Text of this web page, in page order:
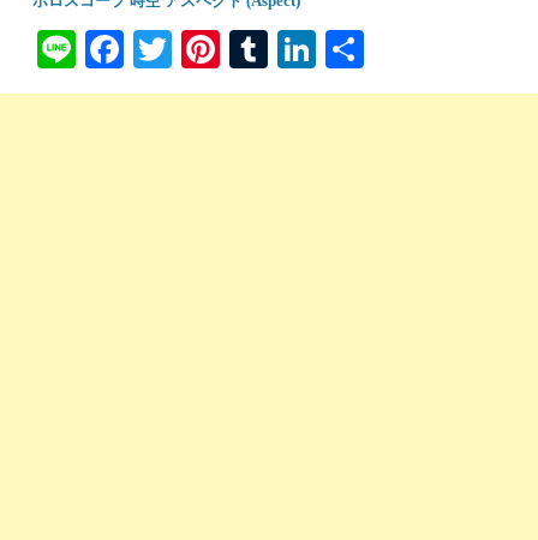
Li
ne
Fa
ce
T
wi
Pi
nt
T
u
Li
nk 有